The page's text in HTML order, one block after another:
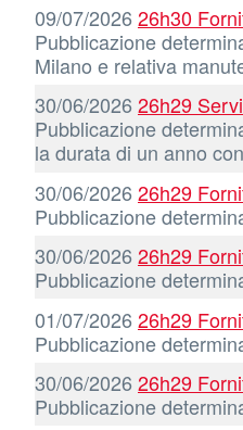
09/07/202626h30
Pubblicazione
Milano e relativa
30/06/2026 26h29
Pubblicazione
la durata di un anno
30/06/202626h29
Pubblicazione
30/06/2026 26h29
Pubblicazione
01/07/202626h29
Pubblicazione
30/06/2026 26h29
Pubblicazione